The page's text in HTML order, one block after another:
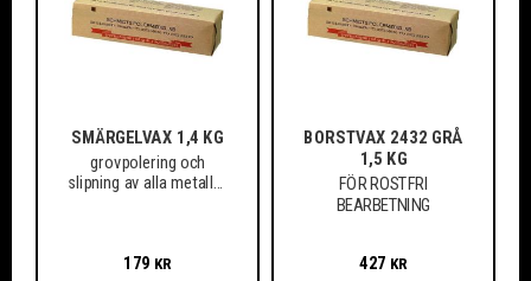
SMÄRGELVAX 1,4 KG
grovpolering och
slipning av alla metaller
179 KR
BORSTVAX 2432 GRÅ
1,5 KG
FÖR ROSTFRI
BEARBETNING
427 KR